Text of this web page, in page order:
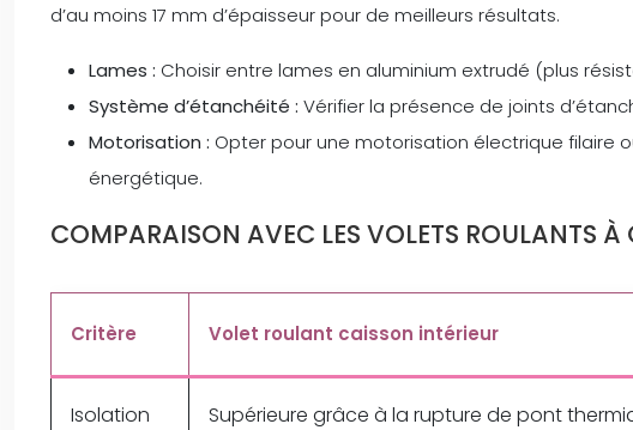
d’au moins 17 mm d’épaisseur pour de meilleurs résultats.
Lames : Choisir entre lames en aluminium extrudé (plus
Système d’étanchéité : Vérifier la présence de joints
Motorisation : Opter pour une motorisation électrique
énergétique.
COMPARAISON AVEC LES VOLETS ROULANTS À
Critère Volet roulant caisson intérieur
Isolation
Supérieure grâce à la rupture de pont